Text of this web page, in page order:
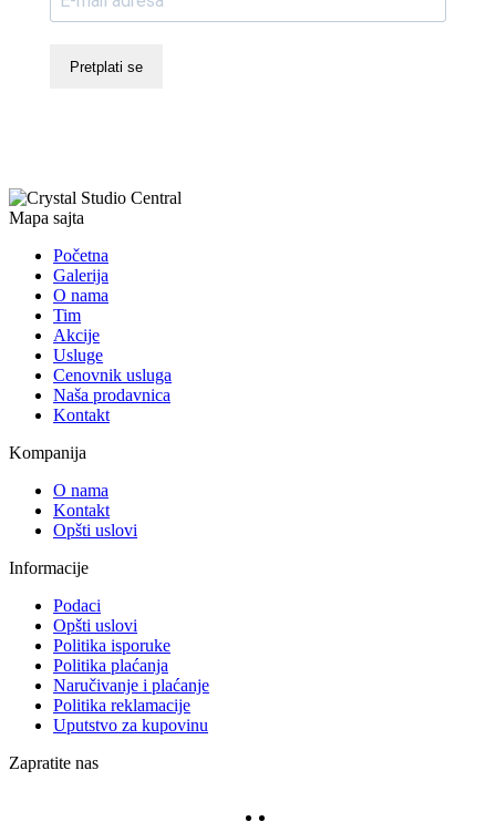
Pretplati se
Mapa sajta
Početna
Galerija
O nama
Tim
Akcije
Usluge
Cenovnik usluga
Naša prodavnica
Kontakt
Kompanija
O nama
Kontakt
Opšti uslovi
Informacije
Podaci
Opšti uslovi
Politika isporuke
Politika plaćanja
Naručivanje i plaćanje
Politika reklamacije
Uputstvo za kupovinu
Zapratite nas